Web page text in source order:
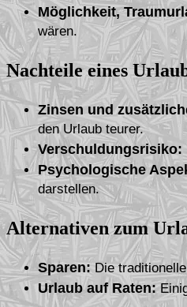
Möglichkeit,
wären.
Nachteile eines
Zinsen und
den Urlaub teurer.
Verschuldungsrisiko:
Psychologische
darstellen.
Alternativen zum
Sparen: Die
Urlaub auf Raten: